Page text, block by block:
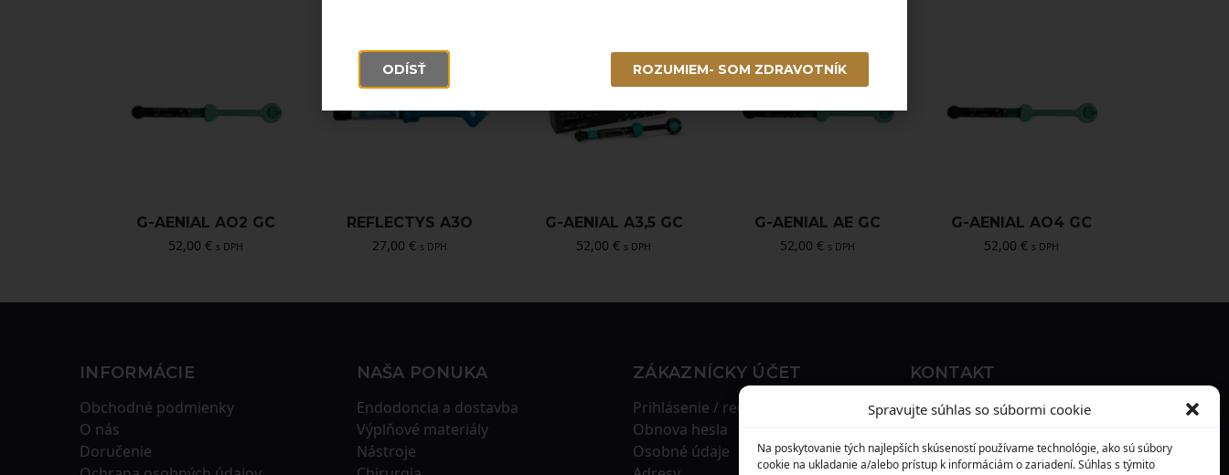
Spravujte súhlas so súbormi cookie
Na poskytovanie tých najlepších skúseností používame technológie, ako sú súbory
cookie na ukladanie a/alebo prístup k informáciám o zariadení. Súhlas s týmito
G-AENIAL AO2 GC
52,00€ s DPH
REFLECTYS A3O
27,00€ s DPH
G-AENIAL A3,5 GC
52,00€ s DPH
G-AENIAL AE GC
52,00€ s DPH
G-AENIAL AO4 GC
52,00€ s DPH
INFORMÁCIE
Obchodné podmienky
O nás
Doručenie
NAŠA PONUKA
Endodoncia a dostavba
Výplňové materiály
Nástroje
ZÁKAZNÍCKY ÚČET
Prihlásenie / registrácia
Obnova hesla
Osobné údaje
KONTAKT
MAXILO DENTAL, s. r. o.
917 05 Trnava
ODÍSŤ ROZUMIEM- SOM ZDRAVOTNÍK